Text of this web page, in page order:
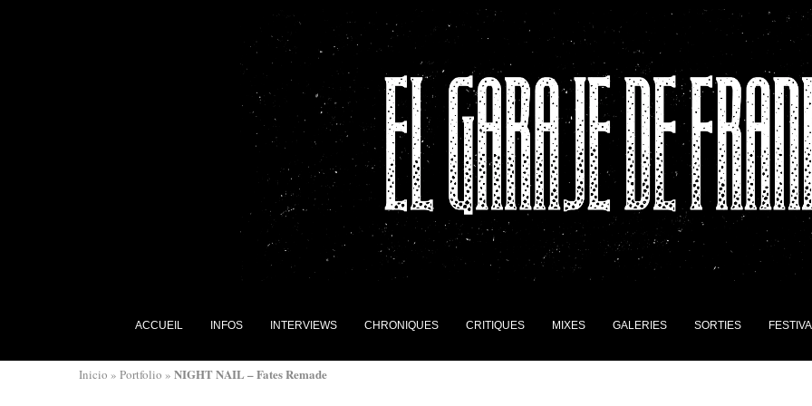
ACCUEIL INFOS INTERVIEWS CHRONIQUES CRITIQUES MIXES GALERIES SORTIES
Inicio » Portfolio » NIGHT NAIL – Fates Remade